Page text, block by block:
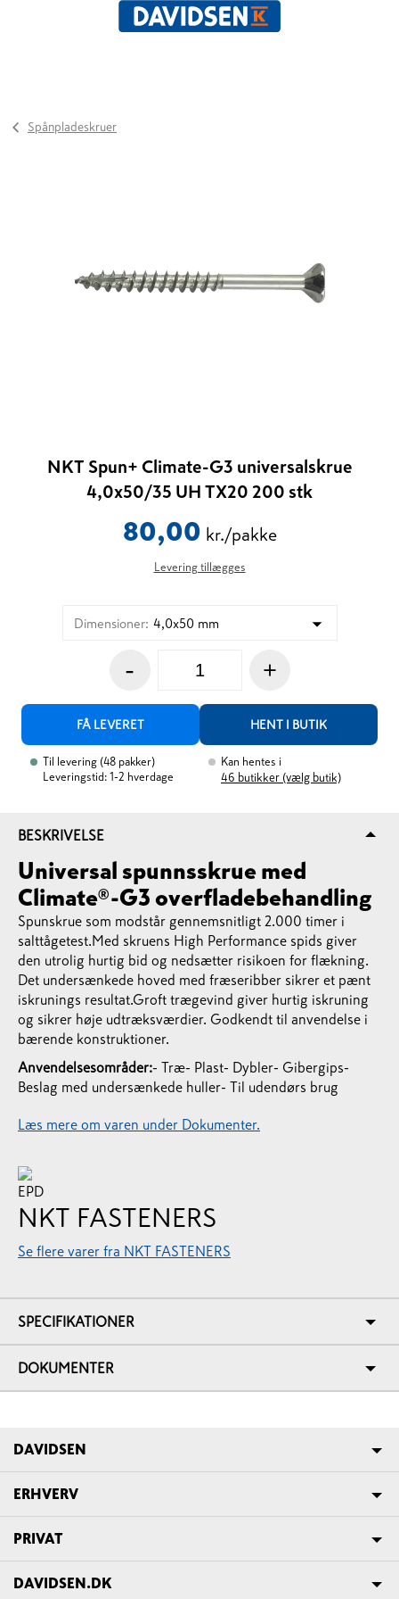
Spånpladeskruer
NKT Spun+ Climate-G3 universalskrue
4,0x50/35 UH TX20 200 stk
80,00 kr./pakke
Levering tillægges
Dimensioner: 4,0x50 mm
- +
FÅ LEVERET HENT I BUTIK
Til levering (48 pakker)
Leveringstid: 1-2 hverdage
Kan hentes i
46 butikker (vælg butik)
BESKRIVELSE
Universal spunnsskrue med
Climate®-G3 overfladebehandling
Spunskrue som modstår gennemsnitligt 2.000 timer i
salttågetest.Med skruens High Performance spids giver
den utrolig hurtig bid og nedsætter risikoen for flækning.
Det undersænkede hoved med fræseribber sikrer et pænt
iskrunings resultat.Groft trægevind giver hurtig iskruning
og sikrer høje udtræksværdier. Godkendt til anvendelse i
bærende konstruktioner.
Anvendelsesområder:- Træ- Plast- Dybler- Gibergips-
Beslag med undersænkede huller- Til udendørs brug
Læs mere om varen under Dokumenter.
NKT FASTENERS
Se flere varer fra NKT FASTENERS
SPECIFIKATIONER
DOKUMENTER
DAVIDSEN
ERHVERV
PRIVAT
DAVIDSEN.DK